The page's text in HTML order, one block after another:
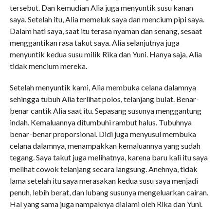
tersebut. Dan kemudian Alia juga menyuntik susu kanan
saya. Setelah itu, Alia memeluk saya dan mencium pipi saya.
Dalam hati saya, saat itu terasa nyaman dan senang, sesaat
menggantikan rasa takut saya. Alia selanjutnya juga
menyuntik kedua susu milik Rika dan Yuni. Hanya saja, Alia
tidak mencium mereka.
Setelah menyuntik kami, Alia membuka celana dalamnya
sehingga tubuh Alia terlihat polos, telanjang bulat. Benar-
benar cantik Alia saat itu. Sepasang susunya menggantung
indah. Kemaluannya ditumbuhi rambut halus. Tubuhnya
benar-benar proporsional. Didi juga menyusul membuka
celana dalamnya, menampakkan kemaluannya yang sudah
tegang. Saya takut juga melihatnya, karena baru kali itu saya
melihat cowok telanjang secara langsung. Anehnya, tidak
lama setelah itu saya merasakan kedua susu saya menjadi
penuh, lebih berat, dan lubang susunya mengeluarkan cairan.
Hal yang sama juga nampaknya dialami oleh Rika dan Yuni.